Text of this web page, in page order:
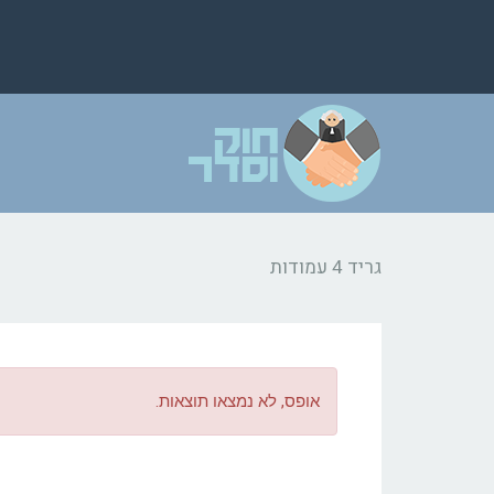
גריד 4 עמודות
אופס, לא נמצאו תוצאות.